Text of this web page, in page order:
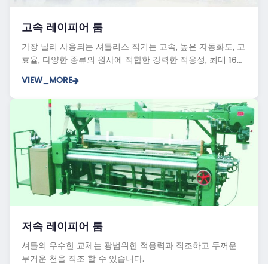
QJH810 레이피어 직조기
DF31 레이피어 룸
DF51 레이피어 룸
고속 레이피어 룸
가장 널리 사용되는 셔틀리스 직기는 고속, 높은 자동화도, 고
효율, 다양한 종류의 원사에 적합한 강력한 적응성, 최대 16
VIEW_MORE
GA788 레이피어 룸
저속 레이피어 룸
셔틀의 우수한 교체는 광범위한 적응력과 직조하고 두꺼운
무거운 천을 직조 할 수 있습니다.